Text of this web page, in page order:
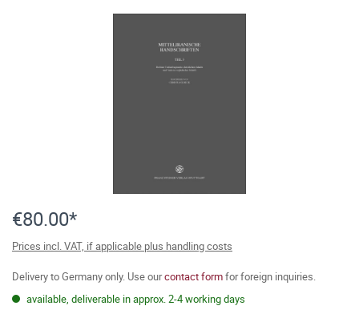
€80.00*
Prices incl. VAT, if applicable plus handling costs
Delivery to Germany only. Use ourcontact formfor foreign inquiries.
available, deliverable in approx. 2-4 working days